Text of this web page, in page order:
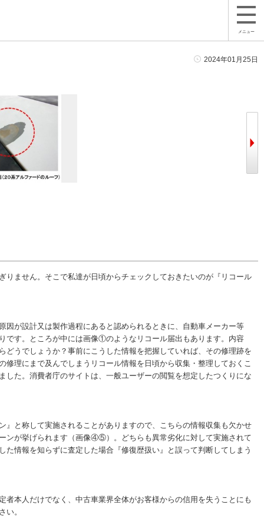
メニュー
2024年01月25日
ません。そこで私達が日頃からチェックしておきたいのが『リコール
が設計又は製作過程にあると認められるときに、自動車メーカー等
です。ところが中には画像①のようなリコール届出もあります。内容
うでしょうか？事前にこうした情報を把握していれば、その修理跡を
理にまで及んでしまうリコール情報を日頃から収集・整理しておくこ
た。消費者庁のサイトは、一般ユーザーの閲覧を想定したつくりにな
と称して実施されることがありますので、こちらの情報収集も欠かせ
ンが挙げられます（画像④⑤）。どちらも異常劣化に対して実施されて
情報を知らずに査定した場合『修復歴扱い』と誤って判断してしまう
本人だけでなく、中古車業界全体がお客様からの信用を失うことにも
い。